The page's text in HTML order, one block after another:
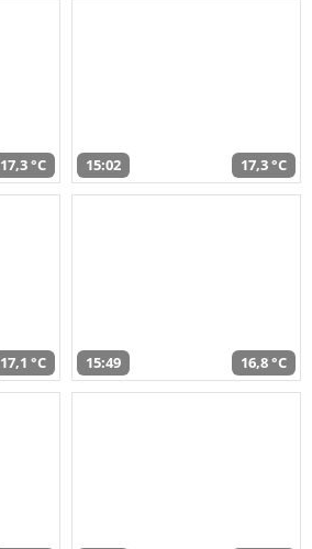
17,3 °C 15:02 17,3 °C
17,1 °C 15:49 16,8 °C